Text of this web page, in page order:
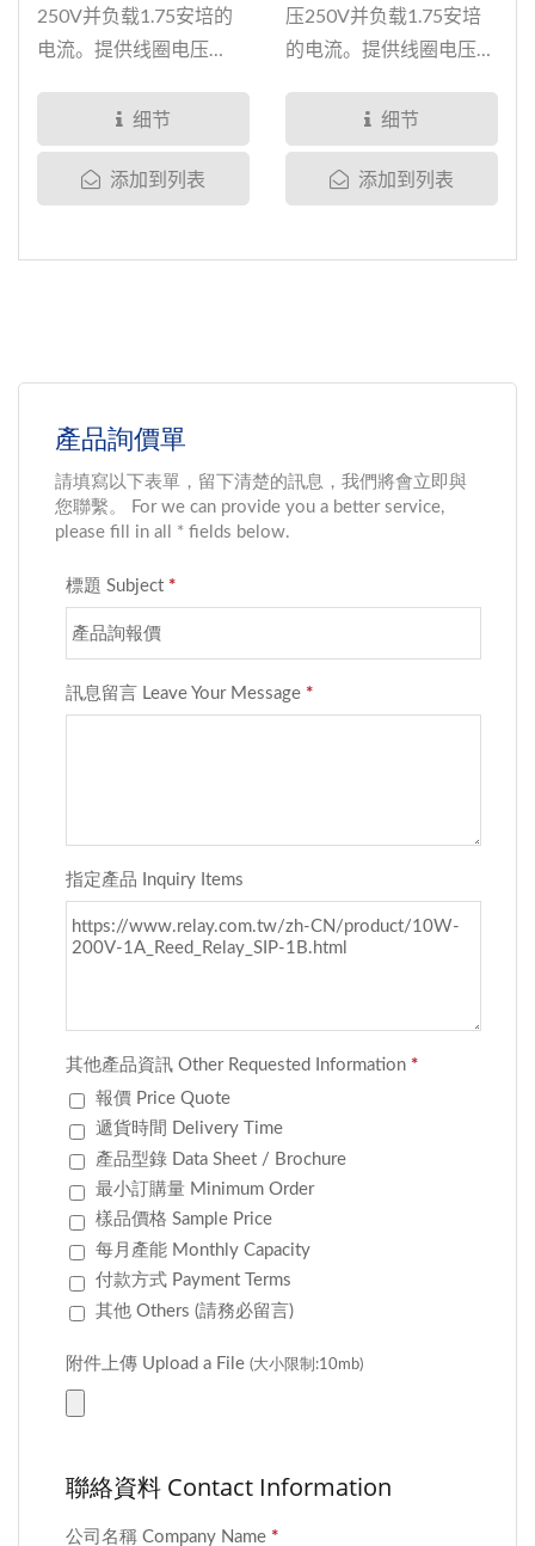
250V并负载1.75安培的
电流。提供线圈电压
产品均经过完整密封为加
强并确保产品的耐用性，
我们溅渡了钌、铑、铱、
细节
添加到列表
压250V并负载1.75安培
的电流。提供线圈电压
细节
添加到列表